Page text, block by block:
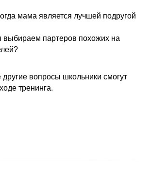
мама является лучшей подругой
выбираем партеров похожих на
другие вопросы школьники смогут
тренинга.